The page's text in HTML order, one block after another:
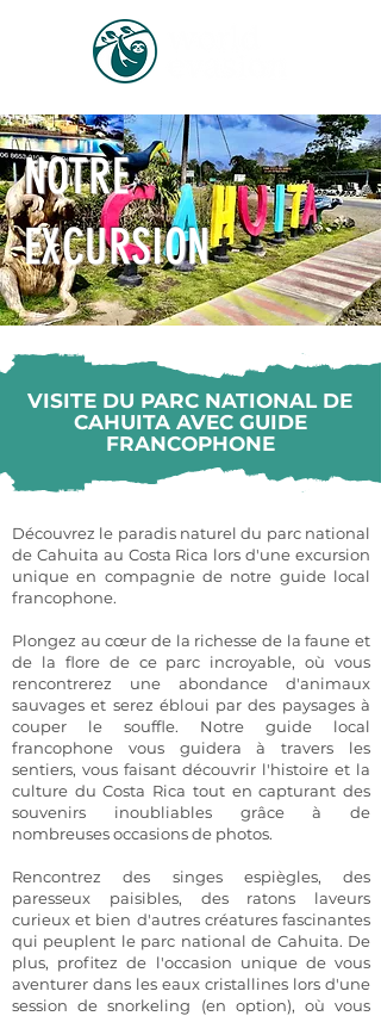
NOTRE
EXCURSION
VISITE DU PARC NATIONAL DE
CAHUITA AVEC GUIDE
FRANCOPHONE
Découvrez le paradis naturel du parc national
de Cahuita au Costa Rica lors d'une excursion
unique en compagnie de notre guide local
francophone. ​
Plongez au cœur de la richesse de la faune et
de la flore de ce parc incroyable, où vous
rencontrerez une abondance d'animaux
sauvages et serez ébloui par des paysages à
couper le souffle. Notre guide local
francophone vous guidera à travers les
sentiers, vous faisant découvrir l'histoire et la
culture du Costa Rica tout en capturant des
souvenirs inoubliables grâce à de
nombreuses occasions de photos. ​
Rencontrez des singes espiègles, des
paresseux paisibles, des ratons laveurs
curieux et bien d'autres créatures fascinantes
qui peuplent le parc national de Cahuita. De
plus, profitez de l'occasion unique de vous
aventurer dans les eaux cristallines lors d'une
session de snorkeling (en option), où vous